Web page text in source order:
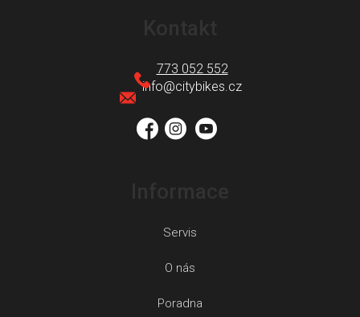
info@citybikes.cz
773 052 552
Servis
O nás
Poradna